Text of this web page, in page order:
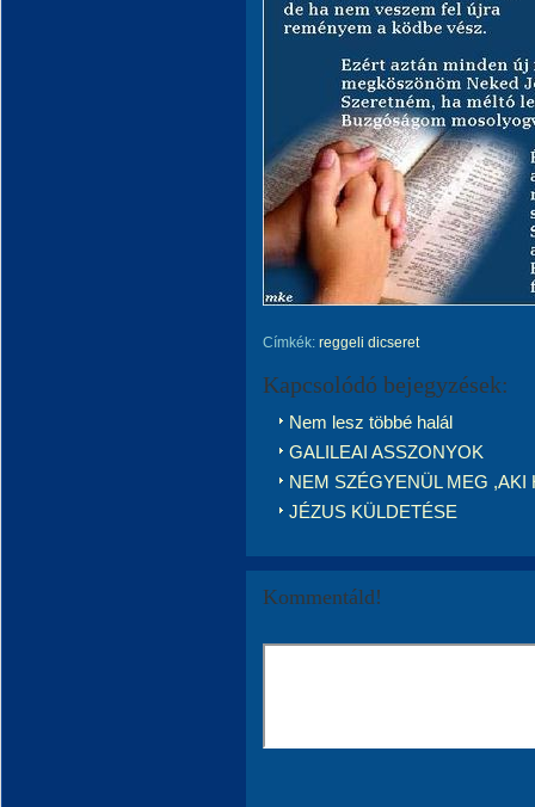
Címkék: reggeli dicseret
Kapcsolódó bejegyzések:
Nem lesz többé halál
GALILEAI ASSZONYOK
NEM SZÉGYENÜL MEG ,AKI
JÉZUS KÜLDETÉSE
Kommentáld!